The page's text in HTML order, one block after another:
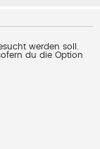
werden soll.
du die Option